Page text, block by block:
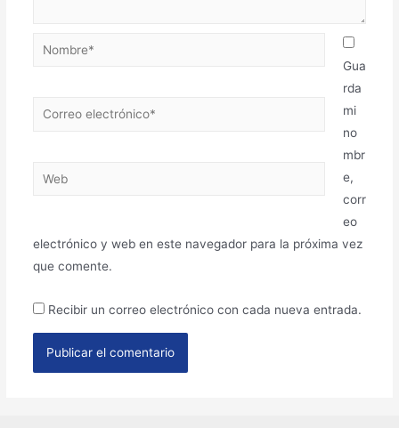
Gua
rda
mi
no
mbr
e,
corr
eo
electrónico y web en este navegador para la próxima vez
que comente.
Recibir un correo electrónico con cada nueva entrada.